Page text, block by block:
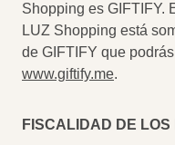
Shopping es GIFTIFY.
LUZ Shopping está
de GIFTIFY que
www.giftify.me.
FISCALIDAD DE LOS